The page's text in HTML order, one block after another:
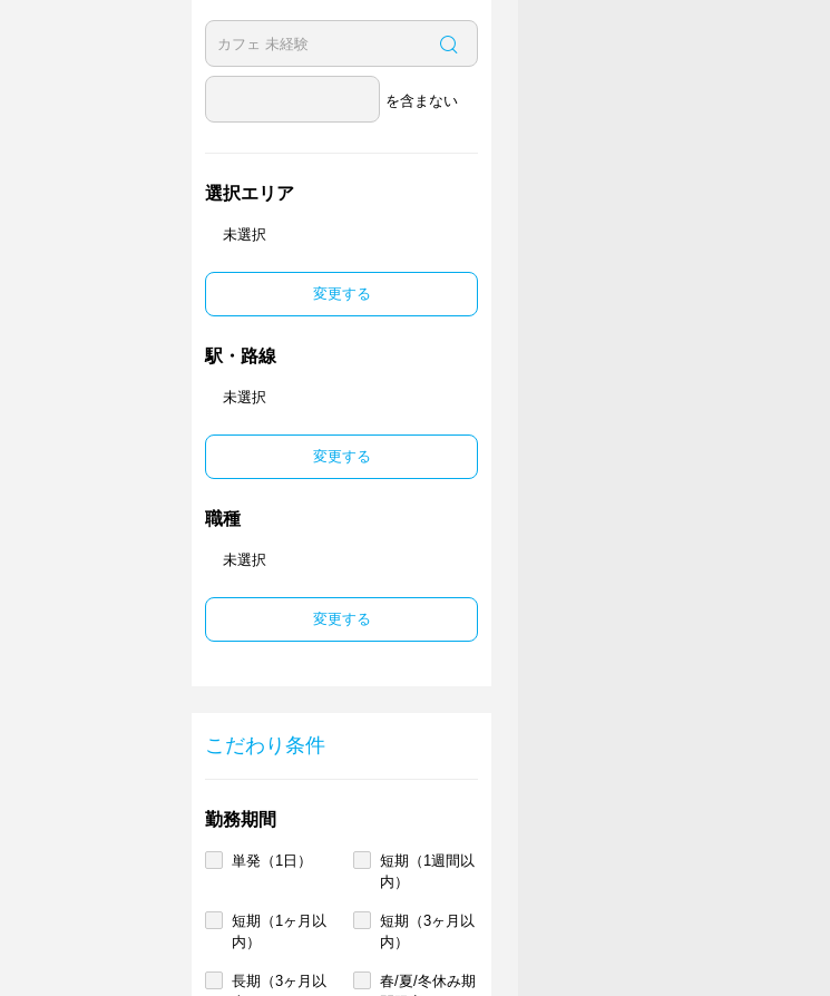
を含まない
選択エリア
未選択
変更する
駅・路線
未選択
変更する
職種
未選択
変更する
こだわり条件
勤務期間
単発（1日）
短期（1週間以
内）
短期（1ヶ月以
内）
短期（3ヶ月以
内）
長期（3ヶ月以
春/夏/冬休み期